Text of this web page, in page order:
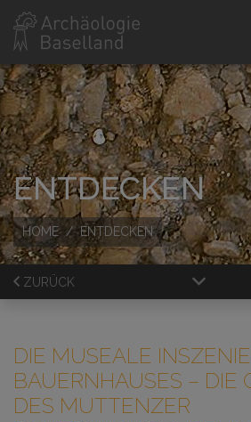
ENTDECKEN
HOME ENTDECKEN
ZURÜCK
DIE MUSEALE
BAUERNHAUSES – DIE
DES MUTTENZER